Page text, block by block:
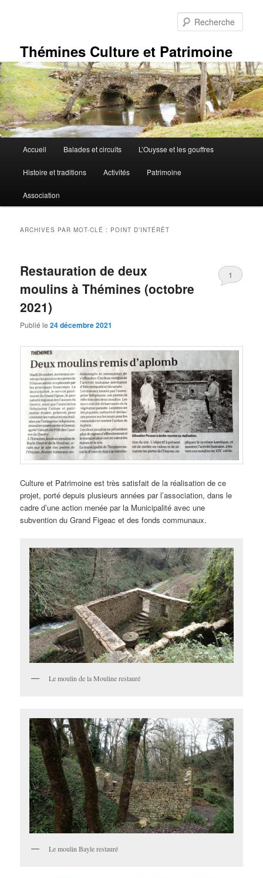
Thémines Culture et Patrimoine
principal
Accueil Balades et circuits L’Ouysse et les gouffres
Histoire et traditions Activités Patrimoine
Association
ARCHIVES PAR MOT-CLÉ : POINT D’INTÉRÊT
Restauration de deux
moulins à Thémines (octobre
2021)
Publié le24 décembre 2021
1
Culture et Patrimoine est très satisfait de la réalisation de ce
projet, porté depuis plusieurs années par l’association, dans le
cadre d’une action menée par la Municipalité avec une
subvention du Grand Figeac et des fonds communaux.
Le moulin de la Mouline restauré
Le moulin Bayle restauré